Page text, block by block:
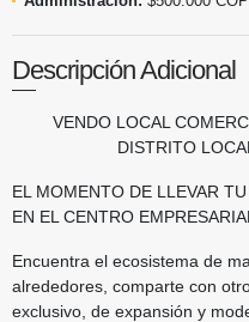
Descripción Adicional
VENDO LOCAL
DISTRITO
EL MOMENTO DE LLEVAR
EN EL CENTRO
Encuentra el ecosistema de
alrededores, comparte con
exclusivo, de expansión y